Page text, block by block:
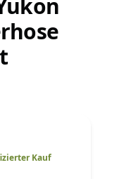
Kauf